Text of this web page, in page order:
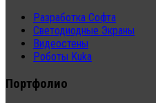
Разработка Софта
Светодиодные Экраны
Видеостены
Роботы Kuka
Портфолио